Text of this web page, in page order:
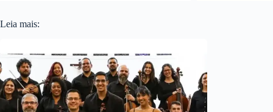
Leia mais: